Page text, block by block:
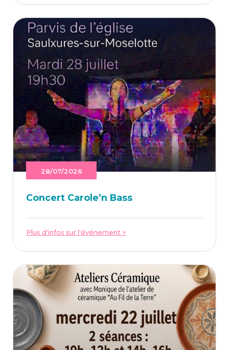
28/07/2026
Concert Caro­le’n Bass
Plus d'infos sur l'événement >